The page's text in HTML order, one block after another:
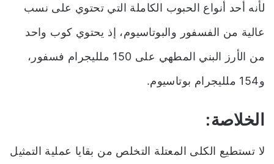
لأنه أحد أنواع الحبوب الكاملة التي تحتوي على نسب
عالية من الفسفور والبوتاسيوم، إذ يحتوي كوب واحد
من الأرز البني المطهي على 150 ملليجرام فسفور،
و154 ملليجرام بوتاسيوم.
الخلاصة:
لا تستطيع الكلى المعتلة التخلص من بقايا عملية التمثيل